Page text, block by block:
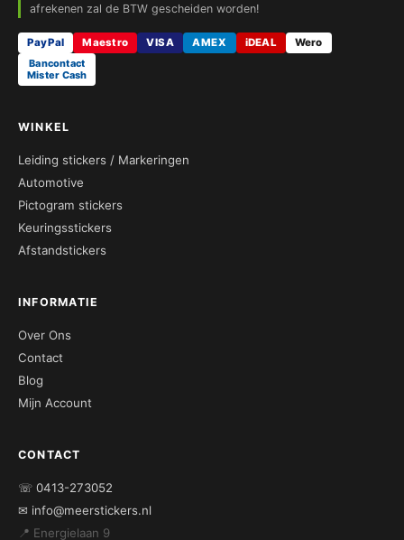
afrekenen zal de BTW gescheiden worden!
PayPal Maestro VISA AMEX iDEAL
Wero
Bancontact
Mister Cash
WINKEL
Leiding stickers / Markeringen
Automotive
Pictogram stickers
Keuringsstickers
Afstandstickers
INFORMATIE
Over Ons
Contact
Blog
Mijn Account
CONTACT
☏ 0413-273052
✉ info@meerstickers.nl
📍 Energielaan 9